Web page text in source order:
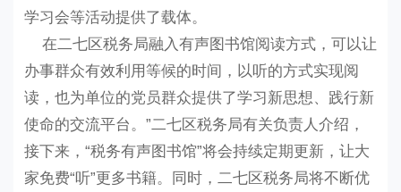
学习会等活动提供了载体。
在二七区税务局融入有声图书馆阅读方式，可以让
办事群众有效利用等候的时间，以听的方式实现阅
读，也为单位的党员群众提供了学习新思想、践行新
使命的交流平台。”二七区税务局有关负责人介绍，
接下来，“税务有声图书馆”将会持续定期更新，让大
家免费“听”更多书籍。同时，二七区税务局将不断优